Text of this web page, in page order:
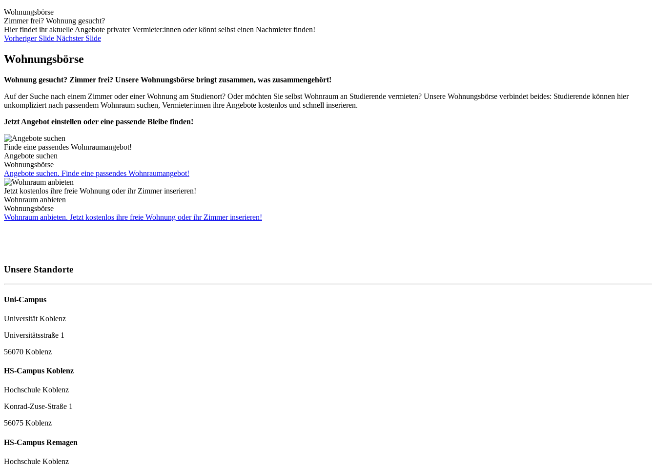
Wohnungsbörse
Zimmer frei? Wohnung gesucht?
Hier findet ihr aktuelle Angebote privater Vermieter:innen oder könnt selbst einen Nachmieter finden!
Vorheriger Slide Nächster Slide
Wohnungsbörse
Wohnung gesucht? Zimmer frei? Unsere Wohnungsbörse bringt zusammen, was zusammengehört!
Auf der Suche nach einem Zimmer oder einer Wohnung am Studienort? Oder möchten Sie selbst Wohnraum an Studierende vermieten? Unsere Wohnungsbörse verbindet beides: Studierende können hier
unkompliziert nach passendem Wohnraum suchen, Vermieter:innen ihre Angebote kostenlos und schnell inserieren.
Jetzt Angebot einstellen oder eine passende Bleibe finden!
Finde eine passendes Wohnraumangebot!
Angebote suchen
Wohnungsbörse
Angebote suchen. Finde eine passendes Wohnraumangebot!
Jetzt kostenlos ihre freie Wohnung oder ihr Zimmer inserieren!
Wohnraum anbieten
Wohnungsbörse
Wohnraum anbieten. Jetzt kostenlos ihre freie Wohnung oder ihr Zimmer inserieren!
Unsere Standorte
Uni-Campus
Universität Koblenz
Universitätsstraße 1
56070 Koblenz
HS-Campus Koblenz
Hochschule Koblenz
Konrad-Zuse-Straße 1
56075 Koblenz
HS-Campus Remagen
Hochschule Koblenz